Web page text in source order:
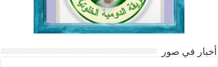
أخبار في صور